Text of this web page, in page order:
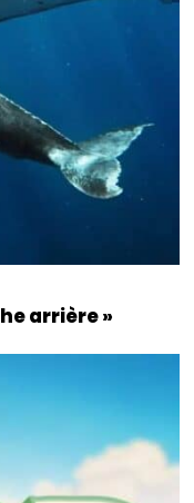
arrière »